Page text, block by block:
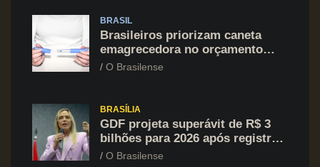
BRASIL
Brasileiros priorizam caneta
emagrecedora no orçamento
mesmo em situação de aperto
O Brasilense
BRASÍLIA
GDF projeta superávit de R$ 3
bilhões para 2026 após registrar
recuo no déficit
O Brasilense